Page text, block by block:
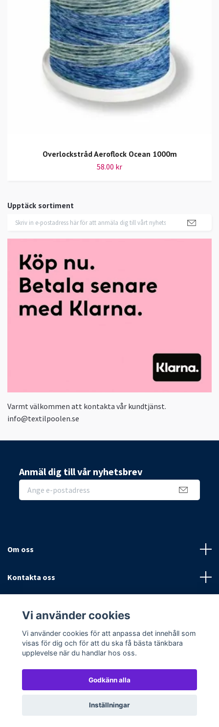
Upptäck sortiment
Varmt välkommen att kontakta vår kundtjänst.
info@textilpoolen.se
Overlockstråd Aeroflock Ocean 1000m
58.00 kr
Anmäl dig till vår nyhetsbrev
Om oss
Kontakta oss
Sociala medier
© 2026 TextilpoolenPowered by Quickbutik
Vi använder cookies
Vi använder cookies för att anpassa det innehåll som
visas för dig och för att du ska få bästa tänkbara
upplevelse när du handlar hos oss.
Godkänn alla
Inställningar